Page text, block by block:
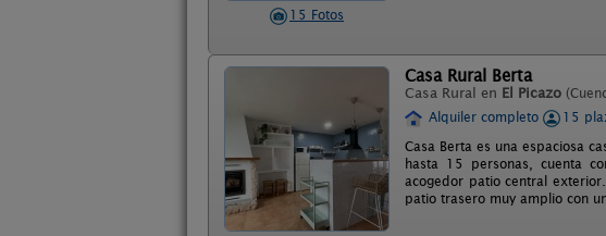
15 Fotos
Casa Rural Berta
Casa Rural en El Picazo
Alquiler completo
15
Casa Berta es una espaciosa
hasta 15 personas, cuenta
acogedor patio central
patio trasero muy amplio con